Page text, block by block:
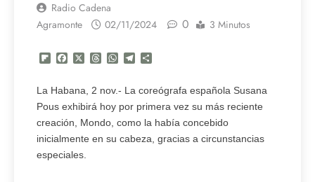
Radio Cadena
Agramonte
02/11/2024 0 3 Minutos
Flipboard
FacebookThreadsWhatsApp
Telegram
La Habana, 2 nov.- La coreógrafa española Susana
Pous exhibirá hoy por primera vez su más reciente
creación, Mondo, como la había concebido
inicialmente en su cabeza, gracias a circunstancias
especiales.